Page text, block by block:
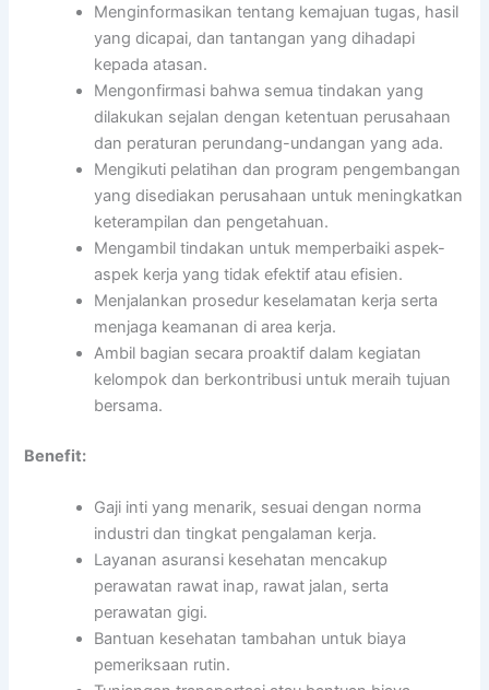
Menginformasikan tentang kemajuan tugas, hasil
yang dicapai, dan tantangan yang dihadapi
kepada atasan.
Mengonfirmasi bahwa semua tindakan yang
dilakukan sejalan dengan ketentuan perusahaan
dan peraturan perundang-undangan yang ada.
Mengikuti pelatihan dan program pengembangan
yang disediakan perusahaan untuk meningkatkan
keterampilan dan pengetahuan.
Mengambil tindakan untuk memperbaiki aspek-
aspek kerja yang tidak efektif atau efisien.
Menjalankan prosedur keselamatan kerja serta
menjaga keamanan di area kerja.
Ambil bagian secara proaktif dalam kegiatan
kelompok dan berkontribusi untuk meraih tujuan
bersama.
Benefit:
Gaji inti yang menarik, sesuai dengan norma
industri dan tingkat pengalaman kerja.
Layanan asuransi kesehatan mencakup
perawatan rawat inap, rawat jalan, serta
perawatan gigi.
Bantuan kesehatan tambahan untuk biaya
pemeriksaan rutin.